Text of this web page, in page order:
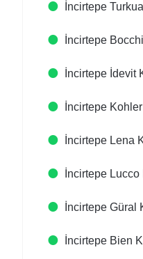
İncirtepe
İncirtepe
İncirtepe İdevit
İncirtepe
İncirtepe Lena
İncirtepe
İncirtepe Güral
İncirtepe Bien